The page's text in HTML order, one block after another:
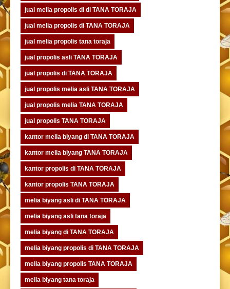
jual melia propolis di di TANA TORAJA
jual melia propolis di TANA TORAJA
jual melia propolis tana toraja
jual propolis asli TANA TORAJA
jual propolis di TANA TORAJA
jual propolis melia asli TANA TORAJA
jual propolis melia TANA TORAJA
jual propolis TANA TORAJA
kantor melia biyang di TANA TORAJA
kantor melia biyang TANA TORAJA
kantor propolis di TANA TORAJA
kantor propolis TANA TORAJA
melia biyang asli di TANA TORAJA
melia biyang asli tana toraja
melia biyang di TANA TORAJA
melia biyang propolis di TANA TORAJA
melia biyang propolis TANA TORAJA
melia biyang tana toraja